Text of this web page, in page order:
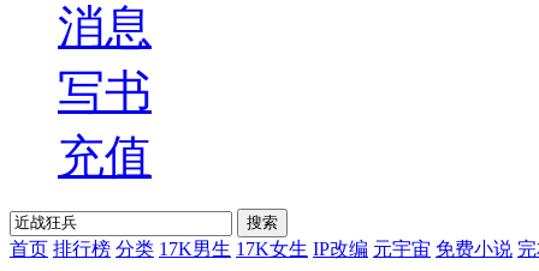
消息
写书
充值
首页 排行榜 分类 17K男生 17K女生 IP改编 元宇宙 免费小说